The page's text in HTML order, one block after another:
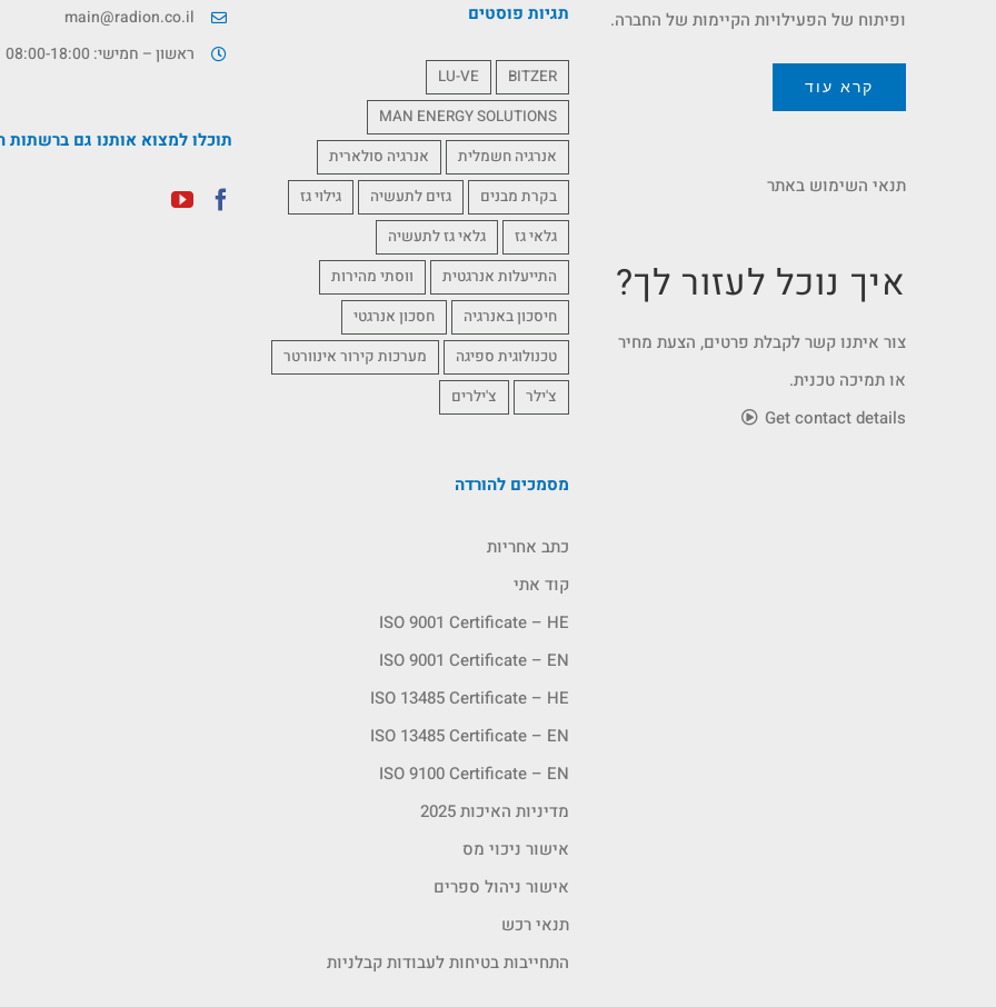
ופיתוח של הפעילויות הקיימות של החברה.
קרא עוד
תנאי השימוש באתר
איך נוכל לעזור לך?
צור איתנו קשר לקבלת פרטים, הצעת מחיר
או תמיכה טכנית.
Get contact details
תגיות פוסטים
BITZER
LU-VE
MAN ENERGY SOLUTIONS
אנרגיה חשמלית
אנרגיה סולארית
בקרת מבנים
גזים לתעשיה
גילוי גז
גלאי גז
גלאי גז לתעשיה
התייעלות אנרגטית
ווסתי מהירות
חיסכון באנרגיה
חסכון אנרגטי
טכנולוגית ספיגה
מערכות קירור אינוורטר
צ'ילר
צ'ילרים
מסמכים להורדה
כתב אחריות
קוד אתי
ISO 9001 Certificate – HE
ISO 9001 Certificate – EN
ISO 13485 Certificate – HE
ISO 13485 Certificate – EN
ISO 9100 Certificate – EN
מדיניות האיכות 2025
אישור ניכוי מס
אישור ניהול ספרים
תנאי רכש
התחייבות בטיחות לעבודות קבלניות
main@radion.co.il
ראשון – חמישי: 08:00-18:00
תוכלו למצוא אותנו גם ברשתות